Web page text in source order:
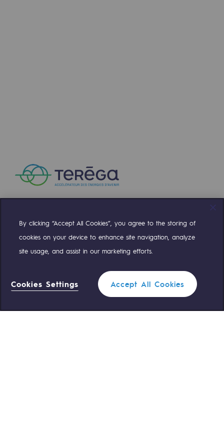
Filtrer 1
Compte TwitterCompte Facebook
Compte LinkedinCompte Youtube
Standard Teréga 0 559 133 400
By clicking “Accept All Cookies”, you agree to the storing of
cookies on your device to enhance site navigation, analyze
site usage, and assist in our marketing efforts.
Cookies Settings Accept All Cookies